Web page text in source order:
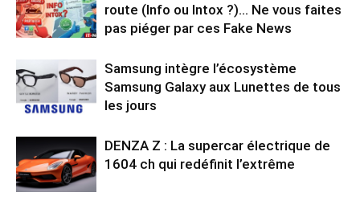
route (Info ou Intox ?)… Ne vous faites
pas piéger par ces Fake News
Samsung intègre l’écosystème
Samsung Galaxy aux Lunettes de tous
les jours
DENZA Z : La supercar électrique de
1604 ch qui redéfinit l’extrême